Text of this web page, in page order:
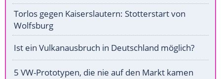
Torlos gegen Kaiserslautern: Stotterstart von
Wolfsburg
Ist ein Vulkanausbruch in Deutschland möglich?
5 VW-Prototypen, die nie auf den Markt kamen